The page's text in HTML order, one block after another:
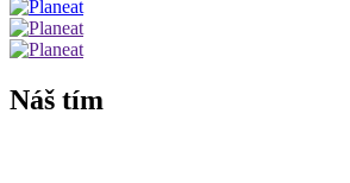
Náš tím